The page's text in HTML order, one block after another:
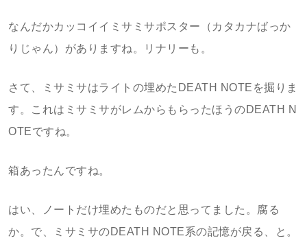
なんだかカッコイイミサミサポスター（カタカナばっか
りじゃん）がありますね。リナリーも。
さて、ミサミサはライトの埋めたDEATH NOTEを掘りま
す。これはミサミサがレムからもらったほうのDEATH N
OTEですね。
箱あったんですね。
はい、ノートだけ埋めたものだと思ってました。腐る
か。で、ミサミサのDEATH NOTE系の記憶が戻る、と。